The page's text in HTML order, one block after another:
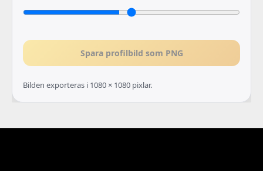
Spara profilbild som PNG
Bilden exporteras i 1080 × 1080 pixlar.